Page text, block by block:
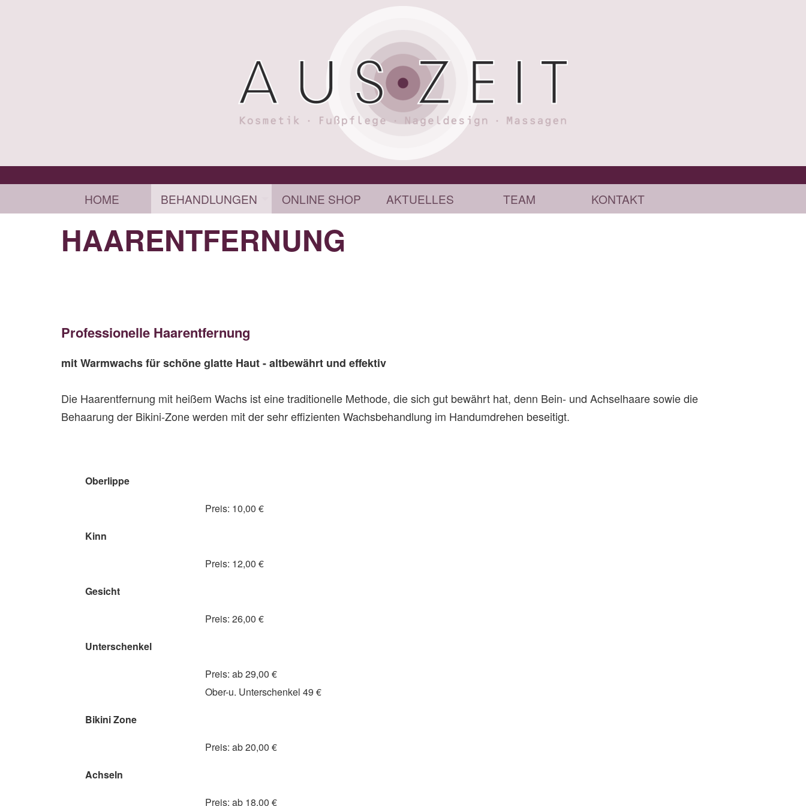
HOME BEHANDLUNGEN ONLINE SHOP AKTUELLES TEAM KONTAKT
HAARENTFERNUNG
Professionelle Haarentfernung
mit Warmwachs für schöne glatte Haut - altbewährt und effektiv
Die Haarentfernung mit heißem Wachs ist eine traditionelle Methode, die sich gut bewährt hat, denn Bein- und Achselhaare sowie die
Behaarung der Bikini-Zone werden mit der sehr effizienten Wachsbehandlung im Handumdrehen beseitigt.
Oberlippe
Preis: 10,00 €
Kinn
Preis: 12,00 €
Gesicht
Preis: 26,00 €
Unterschenkel
Preis: ab 29,00 €
Ober-u. Unterschenkel 49 €
Bikini Zone
Preis: ab 20,00 €
Achseln
Preis: ab 18,00 €